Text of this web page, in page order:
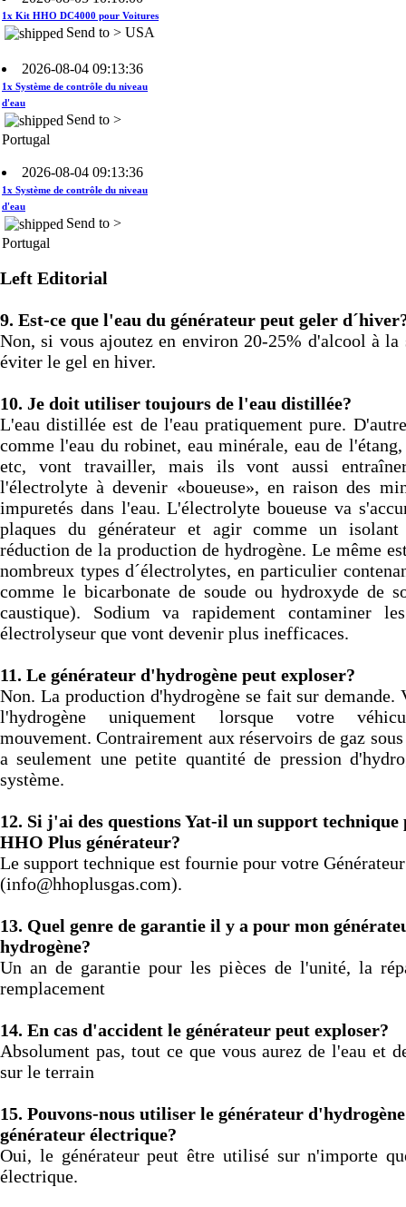
Send to > USA
1x Système de contrôle du niveau
d'eau
Portugal
2026-08-04 09:13:36
1x Système de contrôle du niveau
d'eau
Portugal
2026-08-04 09:13:36
1x Système de contrôle du niveau
Portugal
2026-08-04 09:13:36
de Fréquence
Send to >
Portugal
2026-08-04 09:13:36
1x 60A CCPWM Courant constant -
Contrôle Électronique - Modulateur
de Fréquence
Send to >
Portugal
2026-08-04 09:13:36
1x 60A CCPWM Courant constant -
Contrôle Électronique - Modulateur
Send to >
Portugal
2026-08-04 09:13:36
1x Électrolyte. Hydroxyde de
Potassium KOH 400 g
Send to >
Portugal
2026-08-04 09:13:36
1x Électrolyte. Hydroxyde de
Potassium KOH 400 g
Send to >
Portugal
2026-08-04 09:13:36
1x Électrolyte. Hydroxyde de
Potassium KOH 400 g
Send to >
Portugal
2026-07-31 13:14:53
2x Électrolyte. Hydroxyde de
Potassium KOH 400 g
Send to >
2026-07-31 13:14:53
2x Électrolyte. Hydroxyde de
Potassium KOH 400 g
Send to >
Left Editorial
9. Est-ce que l'eau du générateur peut geler
Non, si vous ajoutez en environ 20-25% d'alcool à la
éviter le gel en hiver.
10. Je doit utiliser toujours de l'eau distillée?
L'eau distillée est de l'eau pratiquement pure.
comme l'eau du robinet, eau minérale, eau de
etc, vont travailler, mais ils vont aussi
l'électrolyte à devenir «boueuse», en raison des
impuretés dans l'eau. L'électrolyte boueuse va
plaques du générateur et agir comme un isolant
réduction de la production de hydrogène. Le même
nombreux types d´électrolytes, en particulier
comme le bicarbonate de soude ou hydroxyde de
caustique). Sodium va rapidement contaminer
électrolyseur que vont devenir plus inefficaces.
11. Le générateur d'hydrogène peut exploser?
Non. La production d'hydrogène se fait sur demande.
l'hydrogène uniquement lorsque votre
mouvement. Contrairement aux réservoirs de gaz
a seulement une petite quantité de pression
système.
12. Si j'ai des questions Yat-il un support technique
HHO Plus générateur?
Le support technique est fournie pour votre
(info@hhoplusgas.com).
13. Quel genre de garantie il y a pour mon
hydrogène?
Un an de garantie pour les pièces de l'unité, la
remplacement
14. En cas d'accident le générateur peut exploser?
Absolument pas, tout ce que vous aurez de l'eau et
sur le terrain
15. Pouvons-nous utiliser le générateur
générateur électrique?
Oui, le générateur peut être utilisé sur n'importe
électrique.